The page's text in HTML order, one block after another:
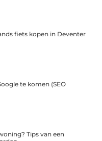
fiets kopen in Deventer
te komen (SEO
Tips van een